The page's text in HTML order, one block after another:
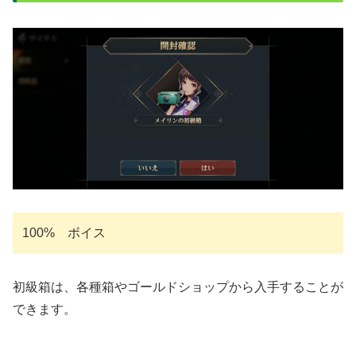
100% ボイス
初級箱は、各種箱やゴールドショップから入手することが
できます。